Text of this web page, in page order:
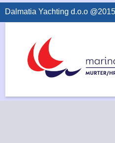
Dalmatia Yachting d.o.o @2015